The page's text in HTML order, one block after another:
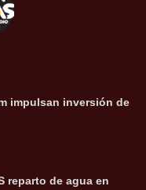
impulsan inversión de
reparto de agua en